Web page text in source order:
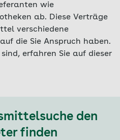
wie
ab. Diese Verträge
verschiedene
die Sie Anspruch haben.
erfahren Sie auf dieser
den
finden